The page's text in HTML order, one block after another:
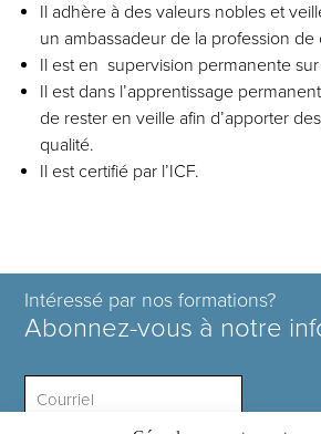
Il adhère à des valeurs nobles et
un ambassadeur de la profession de
Il est en supervision permanente
Il est dans l’apprentissage
de rester en veille afin d’apporter
qualité.
Il est certifié par l’ICF.
Intéressé par nos formations?
Abonnez-vous à notre